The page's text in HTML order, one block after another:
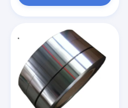
Prodotti
Circa noi
Giro della fabbrica